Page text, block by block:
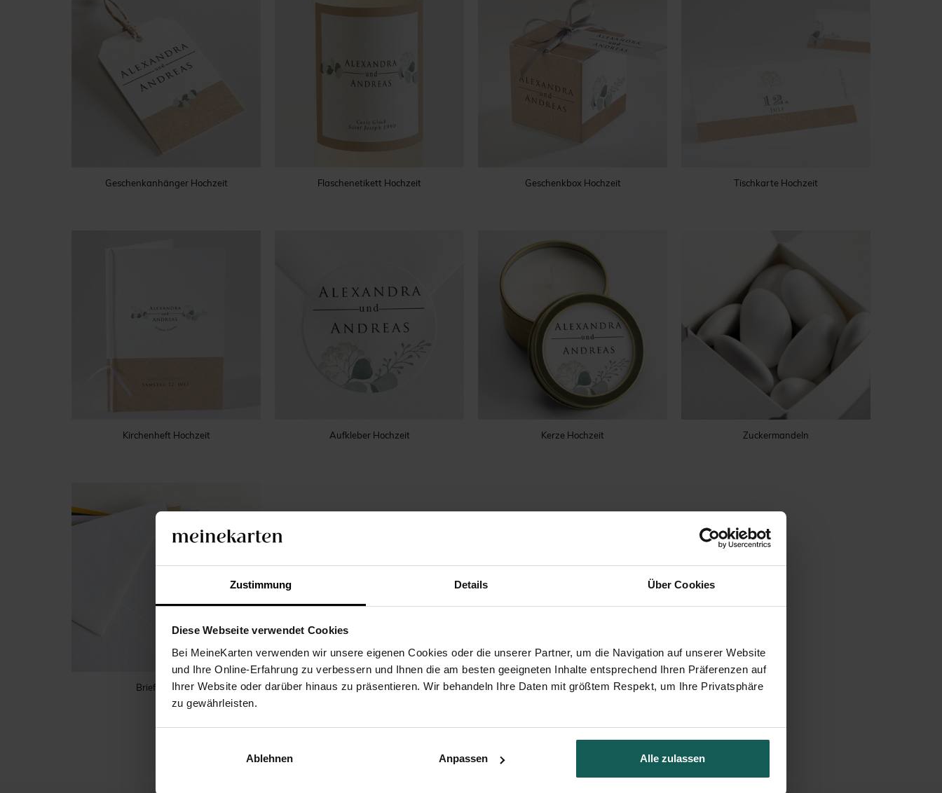
Zustimmung Details Über Cookies
Diese Webseite verwendet Cookies
Bei MeineKarten verwenden wir unsere eigenen Cookies oder die unserer Partner, um die Navigation auf unserer Website
und Ihre Online-Erfahrung zu verbessern und Ihnen die am besten geeigneten Inhalte entsprechend Ihren Präferenzen auf
Ihrer Website oder darüber hinaus zu präsentieren. Wir behandeln Ihre Daten mit größtem Respekt, um Ihre Privatsphäre
zu gewährleisten.
Ablehnen Anpassen Alle zulassen
Geschenkanhänger Hochzeit Flaschenetikett Hochzeit Geschenkbox Hochzeit Tischkarte Hochzeit
Kirchenheft Hochzeit Aufkleber Hochzeit Kerze Hochzeit Zuckermandeln
Briefumschlag